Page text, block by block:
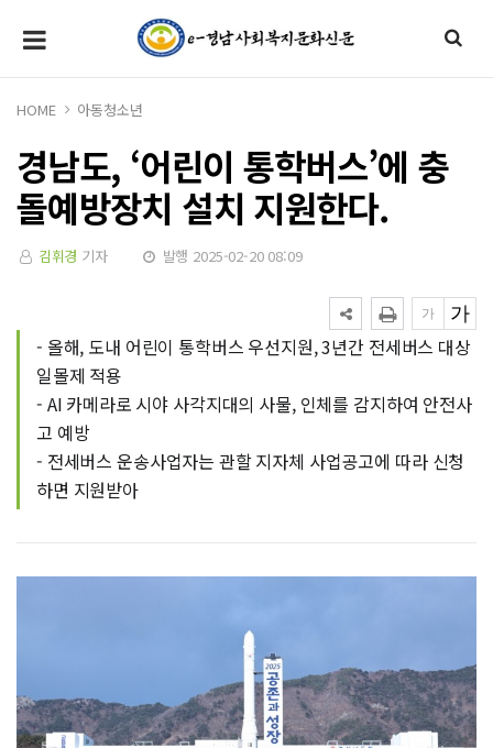
HOME 아동청소년
경남도, ‘어린이 통학버스’에 충
돌예방장치 설치 지원한다.
김휘경 기자 발행 2025-02-20 08:09
- 올해, 도내 어린이 통학버스 우선지원, 3년간 전세버스 대상
일몰제 적용
- AI 카메라로 시야 사각지대의 사물, 인체를 감지하여 안전사
고 예방
- 전세버스 운송사업자는 관할 지자체 사업공고에 따라 신청
하면 지원받아